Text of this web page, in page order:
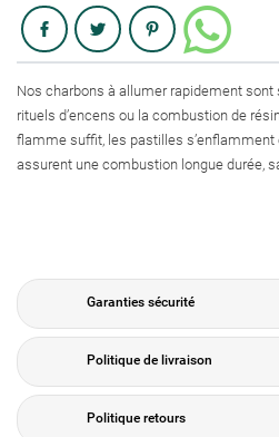
Partager
Nos charbons à allumer rapidement
rituels d’encens ou la combustion de
flamme suffit, les pastilles s’enflamment
assurent une combustion longue durée,
Garanties sécurité
Politique de livraison
Politique retours